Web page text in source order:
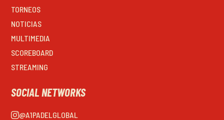
TORNEOS
NOTICIAS
MULTIMEDIA
SCOREBOARD
STREAMING
SOCIAL NETWORKS
@A1PADELGLOBAL